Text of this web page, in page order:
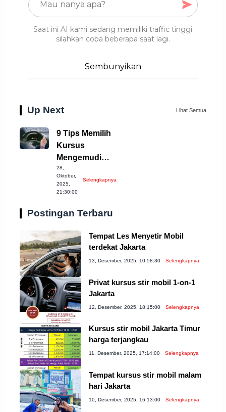
Saat ini AI kami sedang memiliki traffic tinggi
silahkan coba beberapa saat lagi.
Sembunyikan
Up Next Lihat Semua
9 Tips Memilih
Kursus
Mengemudi
Mobil Terbaik di
Cilegon
28,
Oktober,
2025,
21:30:00
Selengkapnya
Postingan Terbaru
Tempat Les Menyetir Mobil
terdekat Jakarta
13, Desember, 2025, 10:58:30 Selengkapnya
Privat kursus stir mobil 1-on-1
Jakarta
12, Desember, 2025, 18:15:00 Selengkapnya
Kursus stir mobil Jakarta Timur
harga terjangkau
11, Desember, 2025, 17:14:00 Selengkapnya
Tempat kursus stir mobil malam
hari Jakarta
10, Desember, 2025, 16:13:00 Selengkapnya